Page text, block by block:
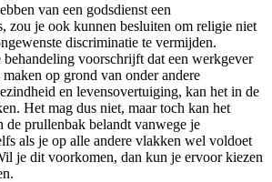
van een godsdienst een
zou je ook kunnen besluiten om religie niet
discriminatie te vermijden.
voorschrijft dat een werkgever
op grond van onder andere
en levensovertuiging, kan het in de
Het mag dus niet, maar toch kan het
de prullenbak belandt vanwege je
als je op alle andere vlakken wel voldoet
je dit voorkomen, dan kun je ervoor kiezen